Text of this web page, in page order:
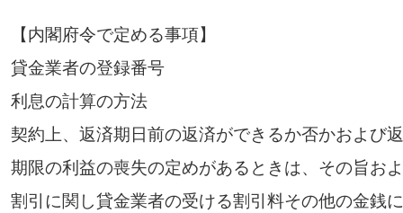
【内閣府令で定める事項】
貸金業者の登録番号
利息の計算の方法
契約上、返済期日前の返済ができるか否かおよび
期限の利益の喪失の定めがあるときは、その旨お
割引に関し貸金業者の受ける割引料その他の金銭